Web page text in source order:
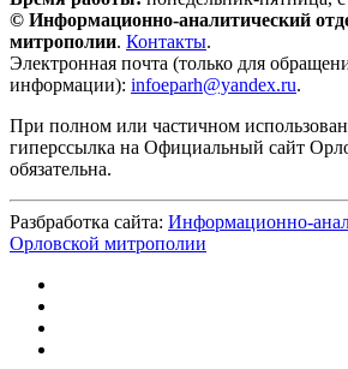
© Информационно-аналитический
митрополии. Контакты.
Электронная почта (только для
информации): infoeparh@yandex.ru.
При полном или частичном
гиперссылка на Официальный сайт
обязательна.
Разбработка сайта: Информационно-
Орловской митрополии